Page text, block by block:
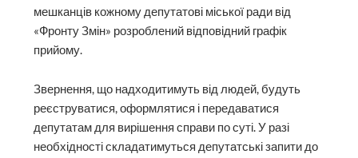
мешканців кожному депутатові міської ради від
«Фронту Змін» розроблений відповідний графік
прийому.
Звернення, що надходитимуть від людей, будуть
реєструватися, оформлятися і передаватися
депутатам для вирішення справи по суті. У разі
необхідності складатимуться депутатські запити до